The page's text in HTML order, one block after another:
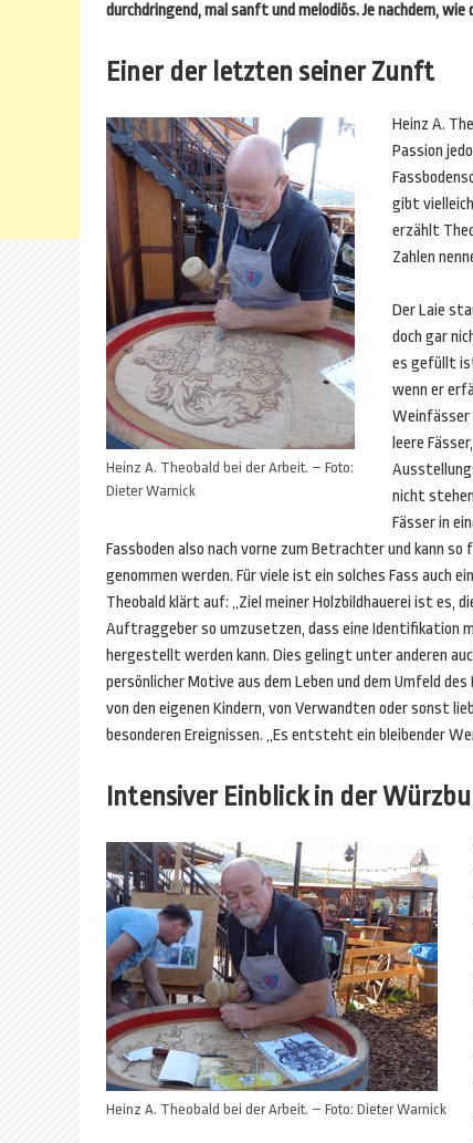
durchdringend, mal sanft und melodiös. Je nachdem,
Einer der letzten seiner Zunft
Heinz A. Theobald bei der Arbeit. – Foto:
Dieter Warnick
Heinz A.
Passion
gibt
erzählt
Zahlen
Der Laie
doch gar
es gefüllt
wenn er
Weinfässer
leere
nicht
Fässer in
Fassboden also nach vorne zum Betrachter und kann so
genommen werden. Für viele ist ein solches Fass auch
Theobald klärt auf: „Ziel meiner Holzbildhauerei ist es,
Auftraggeber so umzusetzen, dass eine Identifikation
hergestellt werden kann. Dies gelingt unter anderen
persönlicher Motive aus dem Leben und dem Umfeld
von den eigenen Kindern, von Verwandten oder sonst
besonderen Ereignissen. „Es entsteht ein bleibender
Intensiver Einblick in der
Heinz A. Theobald bei der Arbeit. – Foto: Dieter Warnick